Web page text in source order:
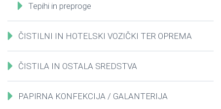
Tepihi in preproge
ČISTILNI IN HOTELSKI VOZIČKI TER OPREMA
ČISTILA IN OSTALA SREDSTVA
PAPIRNA KONFEKCIJA / GALANTERIJA